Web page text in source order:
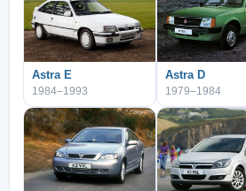
Astra E
1984–1993
Astra D
1979–1984